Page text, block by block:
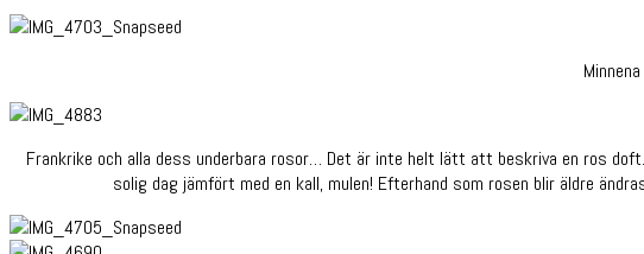
Frankrike och alla dess underbara rosor… Det är inte helt lätt att beskriva en ros
solig dag jämfört med en kall, mulen! Efterhand som rosen blir äldre